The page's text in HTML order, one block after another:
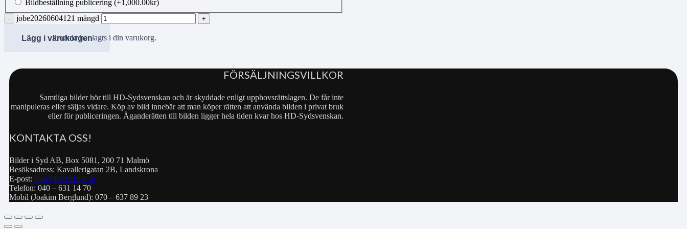
Produkthar lagts i din varukorg.
Bildbeställning publicering (+1,000.00kr)
jobe20260604121 mängd
Lägg i varukorgen
FÖRSÄLJNINGSVILLKOR
Samtliga bilder hör till HD-Sydsvenskan och är skyddade enligt upphovsrättslagen. De får inte
manipuleras eller säljas vidare. Köp av bild innebär att man köper rätten att använda bilden i privat bruk
eller för publiceringen. Äganderätten till bilden ligger hela tiden kvar hos HD-Sydsvenskan.
KONTAKTA OSS!
Bilder i Syd AB, Box 5081, 200 71 Malmö
Besöksadress: Kavallerigatan 2B, Landskrona
E-post: info@bilderisyd.se
Telefon: 040 – 631 14 70
Mobil (Joakim Berglund): 070 – 637 89 23